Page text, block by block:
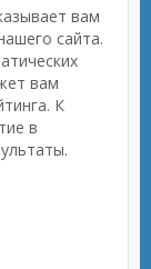
вам
сайта.
вам
К
в